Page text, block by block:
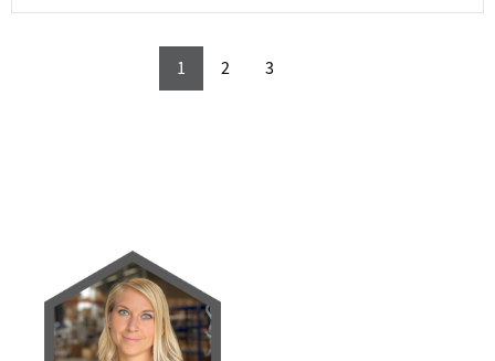
1 2 3